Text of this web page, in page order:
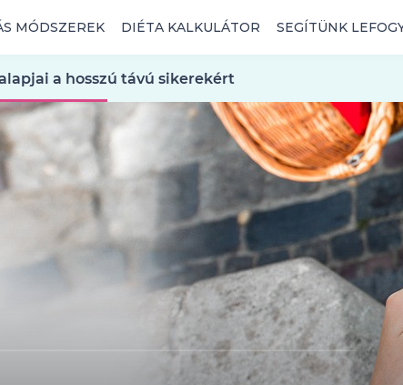
MÓDSZEREK DIÉTA KALKULÁTOR SEGÍTÜNK
a hosszú távú sikerekért